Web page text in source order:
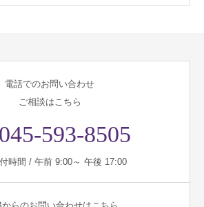
電話でのお問い合わせ
ご相談はこちら
045-593-8505
時間 / 午前 9:00～ 午後 17:00